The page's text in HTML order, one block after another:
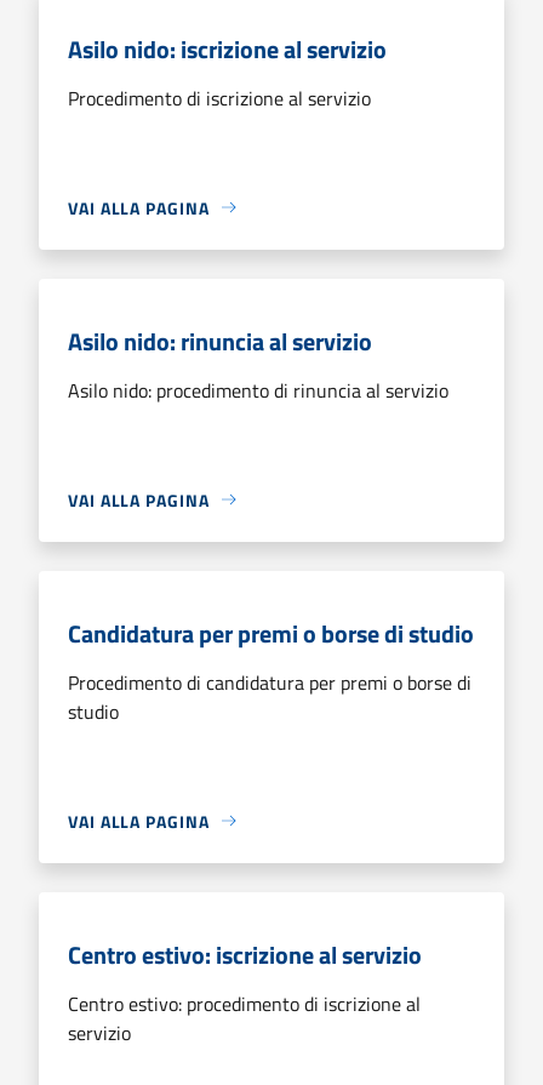
Asilo nido: iscrizione al servizio
Procedimento di iscrizione al servizio
VAI ALLA PAGINA
Asilo nido: rinuncia al servizio
Asilo nido: procedimento di rinuncia al servizio
VAI ALLA PAGINA
Candidatura per premi o borse di studio
Procedimento di candidatura per premi o borse di
studio
VAI ALLA PAGINA
Centro estivo: iscrizione al servizio
Centro estivo: procedimento di iscrizione al
servizio